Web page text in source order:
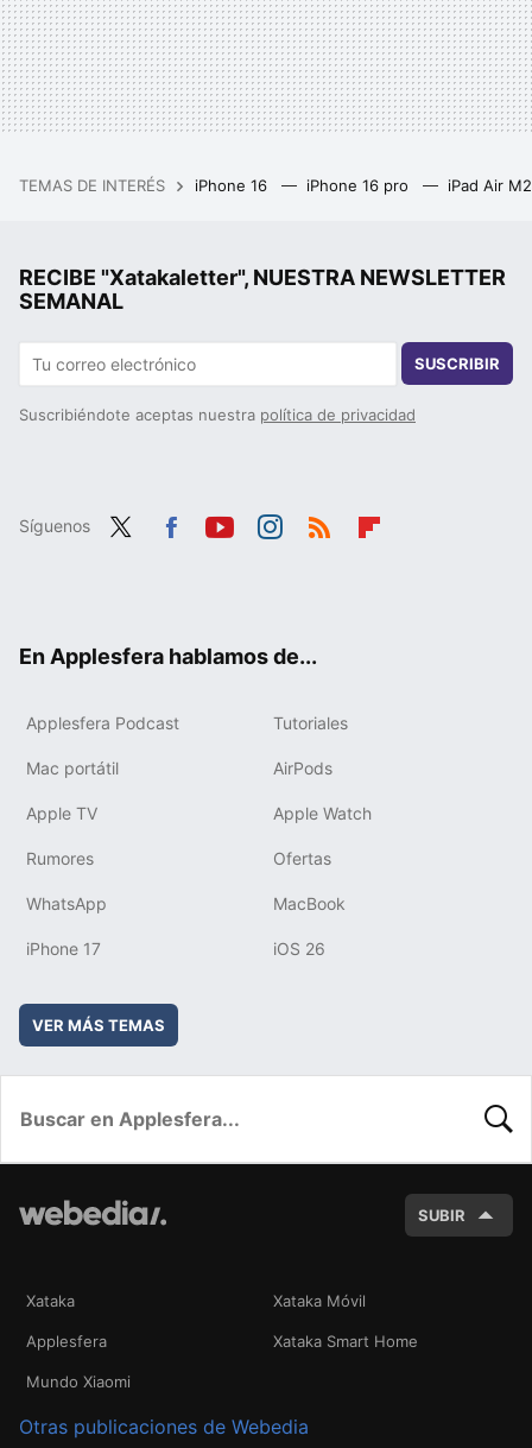
TEMAS DE INTERÉS iPhone 16 iPhone 16 pro iPad Air
RECIBE "Xatakaletter", NUESTRA NEWSLETTER
SEMANAL
SUSCRIBIR
Suscribiéndote aceptas nuestra política de privacidad
Síguenos
En Applesfera hablamos de...
Applesfera Podcast Tutoriales
Mac portátil AirPods
Apple TV Apple Watch
Rumores Ofertas
WhatsApp MacBook
iPhone 17 iOS 26
VER MÁS TEMAS
SUBIR
Xataka Xataka Móvil
Applesfera Xataka Smart Home
Mundo Xiaomi
Otras publicaciones de Webedia